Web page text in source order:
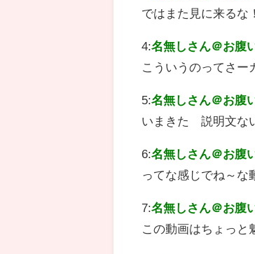
ではまた見に来るな
4:名無しさん＠お腹
こういうのってさ
5:名無しさん＠お腹
いまきた 説明文な
6:名無しさん＠お腹
ってな感じでね～な
7:名無しさん＠お腹
この動画はちょっと